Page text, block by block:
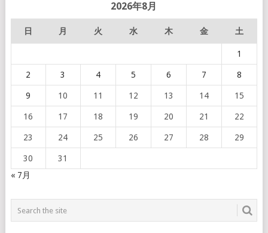
2026年8月
日 月 火 水 木 金 土
1
2 3 4 5 6 7 8
9 10 11 12 13 14 15
16 17 18 19 20 21 22
23 24 25 26 27 28 29
30
31
« 7月